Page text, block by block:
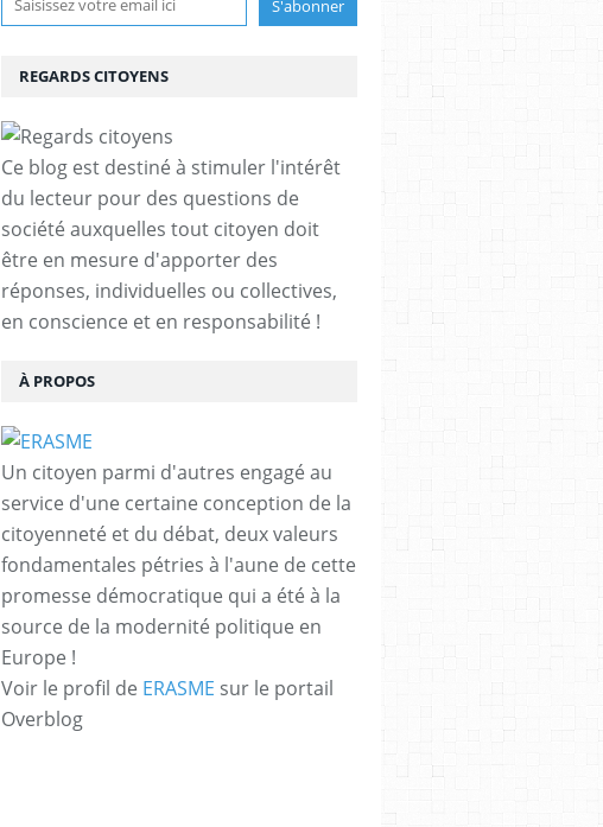
REGARDS CITOYENS
Ce blog est destiné à stimuler l'intérêt
du lecteur pour des questions de
société auxquelles tout citoyen doit
être en mesure d'apporter des
réponses, individuelles ou collectives,
en conscience et en responsabilité !
À PROPOS
Un citoyen parmi d'autres engagé au
service d'une certaine conception de la
citoyenneté et du débat, deux valeurs
fondamentales pétries à l'aune de cette
promesse démocratique qui a été à la
source de la modernité politique en
Europe !
Voir le profil de ERASME sur le portail
Overblog